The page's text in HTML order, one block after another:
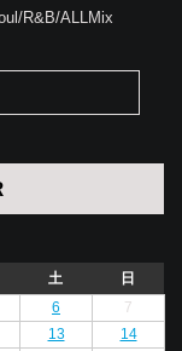
R&B/ALLMix
土
日
6
7
13
14